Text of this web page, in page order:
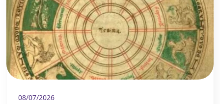
08/07/2026